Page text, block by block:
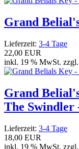
Grand
Lieferzeit: 3-4 Tage
22,00 EUR
inkl. 19 % MwSt. zzgl.
Grand
The Swindler
Lieferzeit: 3-4 Tage
18,00 EUR
inkl. 19 % MwSt. zzgl.